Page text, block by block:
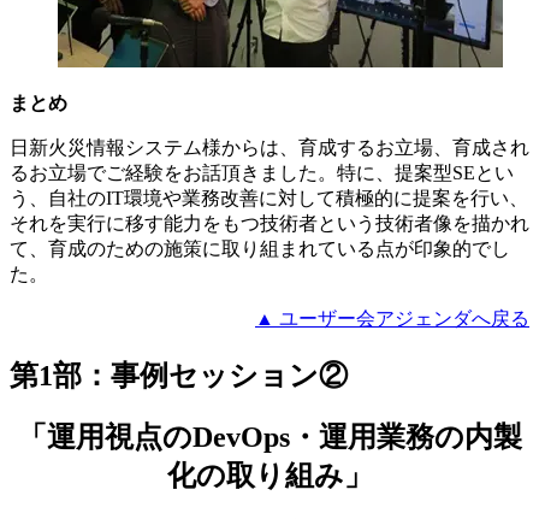
まとめ
日新火災情報システム様からは、育成するお立場、育成され
るお立場でご経験をお話頂きました。特に、提案型SEとい
う、自社のIT環境や業務改善に対して積極的に提案を行い、
それを実行に移す能力をもつ技術者という技術者像を描かれ
て、育成のための施策に取り組まれている点が印象的でし
た。
▲ ユーザー会アジェンダへ戻る
第1部：事例セッション②
「運用視点のDevOps・運用業務の内製
化の取り組み」